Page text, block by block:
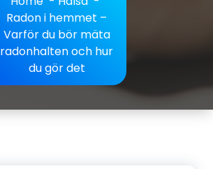
Radon i hemmet –
Varför du bör mäta
radonhalten och hur
du gör det